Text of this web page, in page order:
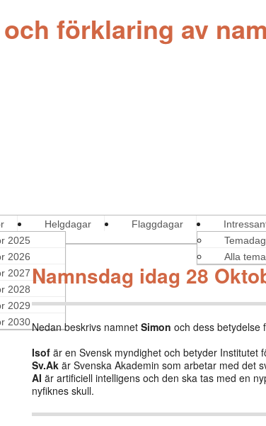
förklaring av
2025
2026
2027
2028
2029
2030
Helgdagar Flaggdagar
Alla
Namnsdag idag 28
Nedan beskrivs namnet Simon och dess betydelse
Isof är en Svensk myndighet och betyder Institutet
Sv.Ak är Svenska Akademin som arbetar med det
AI är artificiell intelligens och den ska tas med en
nyfiknes skull.